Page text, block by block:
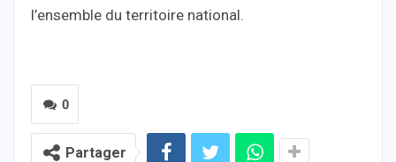
l’ensemble du territoire national.
0
Partager